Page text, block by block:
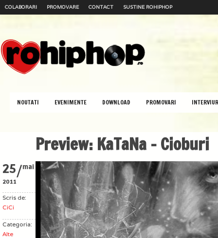
COLABORARI PROMOVARE CONTACT SUSTINE ROHIPHOP
NOUTATI EVENIMENTE DOWNLOAD PROMOVARI
Preview: KaTaNa – Cioburi
25/mai
2011
Scris de:
CiCi
Categoria:
Alte